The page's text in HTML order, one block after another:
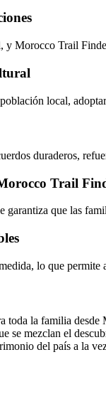
Morocco Trail
local,
duraderos,
Trail
garantiza que las
lo que permite
toda la familia
se mezclan el
del país a la